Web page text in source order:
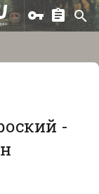
-